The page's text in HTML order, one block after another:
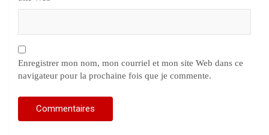
Enregistrer mon nom, mon courriel et mon site Web dans ce
navigateur pour la prochaine fois que je commente.